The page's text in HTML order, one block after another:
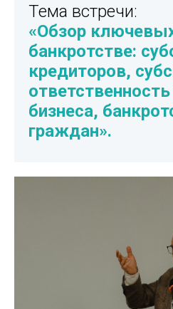
Тема встречи:
«Обзор
банкротстве:
кредиторов,
бизнеса,
граждан».